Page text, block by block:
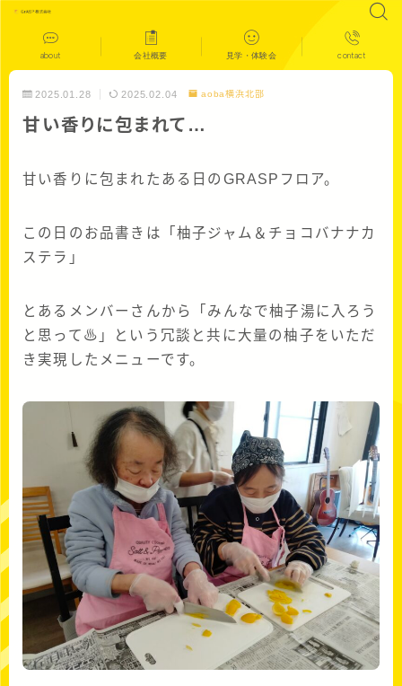
about 会社概要 見学・体験会 contact
2025.01.28 2025.02.04 aoba横浜北部
甘い香りに包まれて…
甘い香りに包まれたある日のGRASPフロア。
この日のお品書きは「柚子ジャム＆チョコバナナカ
ステラ」
とあるメンバーさんから「みんなで柚子湯に入ろう
と思って♨」という冗談と共に大量の柚子をいただ
き実現したメニューです。